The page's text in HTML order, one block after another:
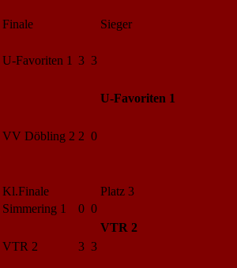
Finale
Sieger
U-Favoriten 1 3 3
U-Favoriten 1
VV Döbling 2 2 0
Kl.Finale
Platz 3
Simmering 1
0 0
VTR 2
VTR 2
3 3